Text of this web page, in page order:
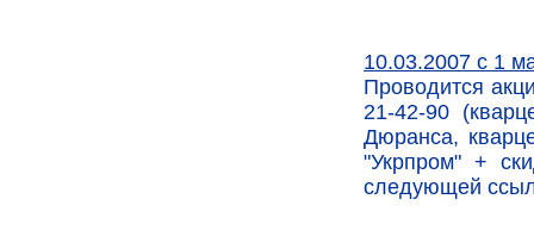
10.03.2007 с 1
Проводится
21-42-90
Дюранса,
"Укрпром" +
следующей